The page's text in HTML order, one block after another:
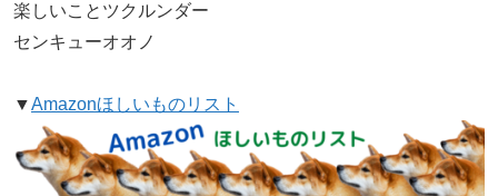
楽しいことツクルンダー
センキューオオノ
▼Amazonほしいものリスト